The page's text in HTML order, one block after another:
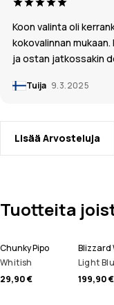
Koon valinta oli
kokovalinnan
ja ostan jatkossakin
Tuija 9.3.2025
Lisää Arvosteluja
Tuotteita
Chunky Pipo
Whitish
29,90 €
Light
199,90 €